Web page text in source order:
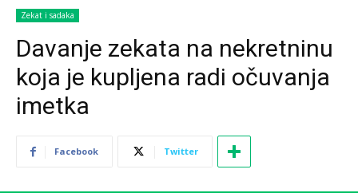
Zekat i sadaka
Davanje zekata na nekretninu
koja je kupljena radi očuvanja
imetka
Facebook Twitter